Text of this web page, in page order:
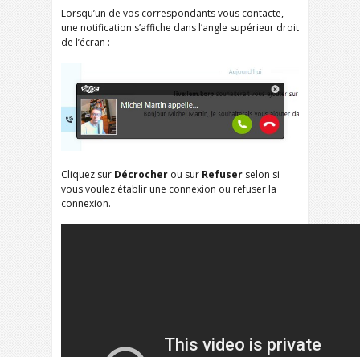
Lorsqu’un de vos correspondants vous contacte,
une notification s’affiche dans l’angle supérieur droit
de l’écran :
Cliquez sur Décrocher ou sur Refuser selon si
vous voulez établir une connexion ou refuser la
connexion.